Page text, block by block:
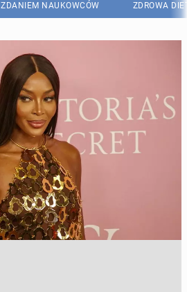
ZDANIEM NAUKOWCÓW ZDROWA